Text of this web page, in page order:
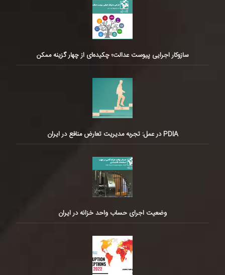
سازوکار اجرایی پیوست عدالت؛ چکیده‌ای از چهار گزینه ممکن
PDIA در عمل: تجربه مدیریت تعارض منافع در ایران
وضعیت اجرای حساب واحد خزانه در ایران